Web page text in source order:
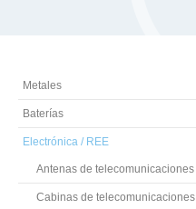
Metales
Baterías
Electrónica / REE
Antenas de telecomunicaciones
Cabinas de telecomunicaciones